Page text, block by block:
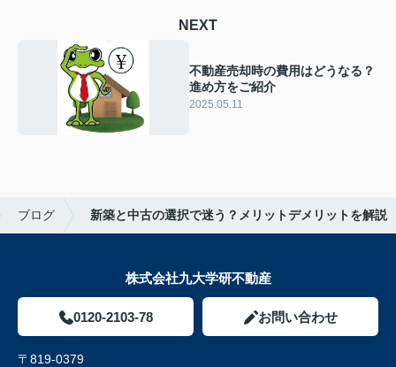
NEXT
不動産売却時の費用はどうなる？
進め方をご紹介
2025.05.11
ブログ 新築と中古の選択で迷う？メリットデメリットを解説
株式会社九大学研不動産
0120-2103-78 お問い合わせ
〒819-0379